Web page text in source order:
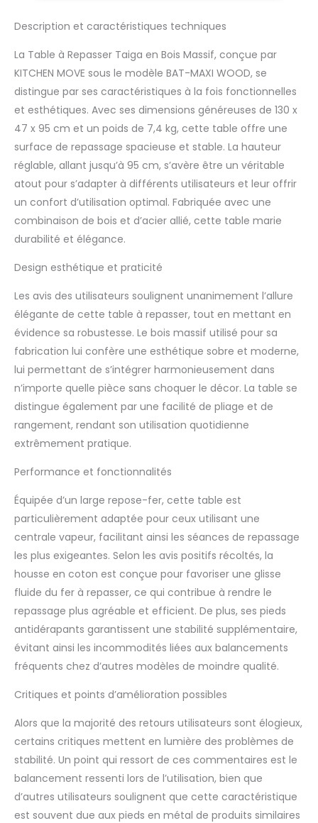
jusqu'à 91 cm. Verrou
de sécurité. La table ne
peut pas s'effondrer
accidentellement.
système de fermeture
sécurisé. Grand repose
fer. Dimension: 43x28
cm. Planche à repasser
stable en pin massif
ergonomiques.
Epaisseur de l'acier : 0.8
mm. Pieds
antidérapants.
Structure bois
Housse 100% Coton qui
favorise la glisse du fer
et la durabilité de la
housse avec mousse 5
mm pour plus de
confort de repassage.
Housse amovible
lavable. Rembourrage
pour une surface de
repassage lisse. Dotée
d'un repose-fer vapeur
qui s'adapte à la
vapeur et fer classique.
Résistant à la chaleur.
Table à repasser en
bois TAIGA
professionnel.
Description et caractéristiques techniques
La Table à Repasser Taiga en Bois Massif, conçue par
KITCHEN MOVE sous le modèle BAT-MAXI WOOD, se
distingue par ses caractéristiques à la fois fonctionnelles
et esthétiques. Avec ses dimensions généreuses de 130 x
47 x 95 cm et un poids de 7,4 kg, cette table offre une
surface de repassage spacieuse et stable. La hauteur
réglable, allant jusqu’à 95 cm, s’avère être un véritable
atout pour s’adapter à différents utilisateurs et leur offrir
un confort d’utilisation optimal. Fabriquée avec une
combinaison de bois et d’acier allié, cette table marie
durabilité et élégance.
Design esthétique et praticité
Les avis des utilisateurs soulignent unanimement l’allure
élégante de cette table à repasser, tout en mettant en
évidence sa robustesse. Le bois massif utilisé pour sa
fabrication lui confère une esthétique sobre et moderne,
lui permettant de s’intégrer harmonieusement dans
n’importe quelle pièce sans choquer le décor. La table se
distingue également par une facilité de pliage et de
rangement, rendant son utilisation quotidienne
extrêmement pratique.
Performance et fonctionnalités
Équipée d’un large repose-fer, cette table est
particulièrement adaptée pour ceux utilisant une
centrale vapeur, facilitant ainsi les séances de repassage
les plus exigeantes. Selon les avis positifs récoltés, la
housse en coton est conçue pour favoriser une glisse
fluide du fer à repasser, ce qui contribue à rendre le
repassage plus agréable et efficient. De plus, ses pieds
antidérapants garantissent une stabilité supplémentaire,
évitant ainsi les incommodités liées aux balancements
fréquents chez d’autres modèles de moindre qualité.
Critiques et points d’amélioration possibles
Alors que la majorité des retours utilisateurs sont élogieux,
certains critiques mettent en lumière des problèmes de
stabilité. Un point qui ressort de ces commentaires est le
balancement ressenti lors de l’utilisation, bien que
d’autres utilisateurs soulignent que cette caractéristique
est souvent due aux pieds en métal de produits similaires